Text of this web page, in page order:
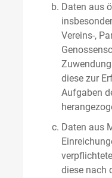
Daten aus
Vereins-,
diese zur
Aufgaben
Daten aus
diese nach